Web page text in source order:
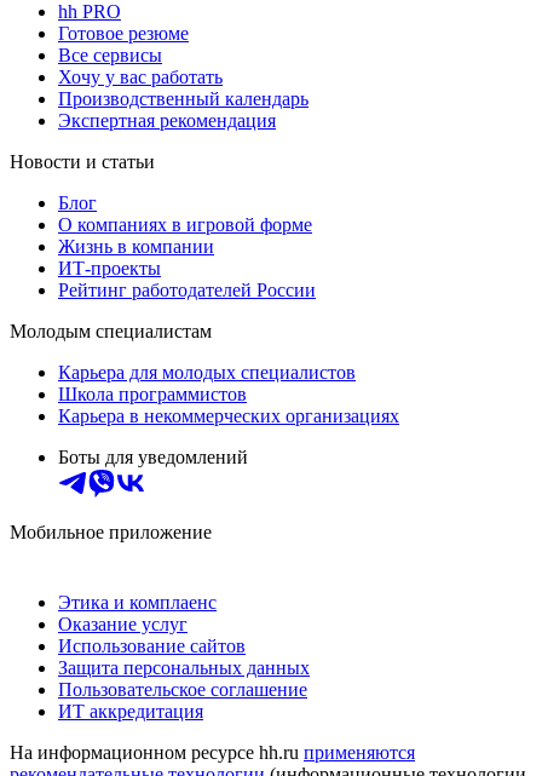
hh PRO
Готовое резюме
Все сервисы
Хочу у вас работать
Производственный календарь
Экспертная рекомендация
Новости и статьи
Блог
О компаниях в игровой форме
Жизнь в компании
ИТ-проекты
Рейтинг работодателей России
Молодым специалистам
Карьера для молодых специалистов
Школа программистов
Карьера в некоммерческих организациях
Боты для уведомлений
Мобильное приложение
Этика и комплаенс
Оказание услуг
Использование сайтов
Защита персональных данных
Пользовательское соглашение
ИТ аккредитация
На информационном ресурсе hh.ru применяются